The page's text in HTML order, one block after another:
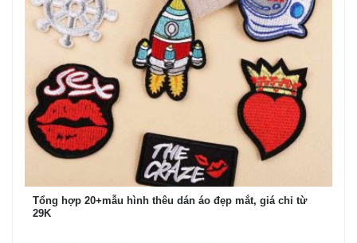
Tổng hợp 20+mẫu hình thêu dán áo đẹp mắt, giá chỉ từ
29K